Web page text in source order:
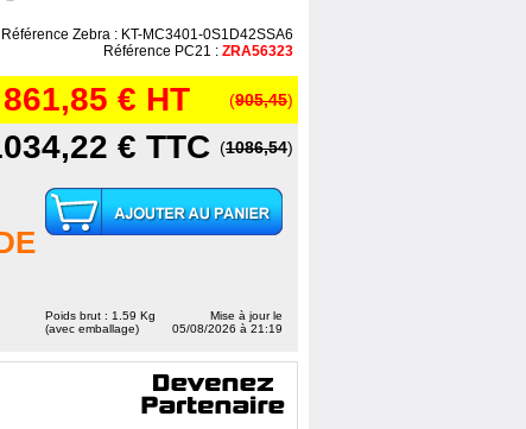
Référence Zebra : KT-MC3401-0S1D42SSA6
Référence PC21 : ZRA56323
861,85 € HT (905,45)
€ TTC (1086,54)
Poids brut : 1.59 Kg
(avec emballage)
Mise à jour le
05/08/2026 à 21:19